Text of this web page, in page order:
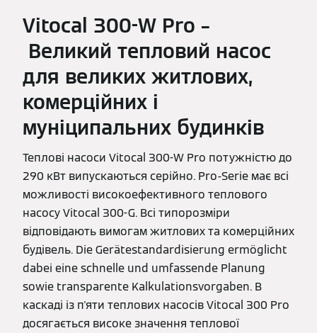
Vitocal 300-W Pro –
Великий тепловий насос
для великих житлових,
комерційних і
муніципальних будинків
Теплові насоси Vitocal 300-W Pro потужністю до
290 кВт випускаються серійно. Pro-Serie має всі
можливості високоефективного теплового
насосу Vitocal 300-G. Всі типорозміри
відповідають вимогам житлових та комерційних
будівель. Die Gerätestandardisierung ermöglicht
dabei eine schnelle und umfassende Planung
sowie transparente Kalkulationsvorgaben. В
каскаді із п'яти теплових насосів Vitocal 300 Pro
досягається високе значення теплової